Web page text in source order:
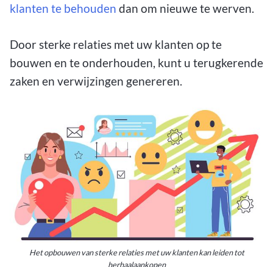
klanten te behouden dan om nieuwe te werven.
Door sterke relaties met uw klanten op te
bouwen en te onderhouden, kunt u terugkerende
zaken en verwijzingen genereren.
Het opbouwen van sterke relaties met uw klanten kan leiden tot
herhaalaankopen